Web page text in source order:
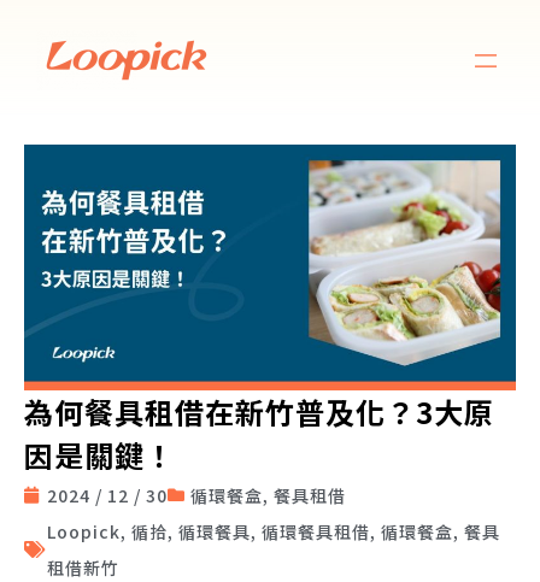
為何餐具租借在新竹普及化？3大原
因是關鍵！
2024 / 12 / 30 循環餐盒, 餐具租借
Loopick, 循拾, 循環餐具, 循環餐具租借, 循環餐盒, 餐具
租借新竹